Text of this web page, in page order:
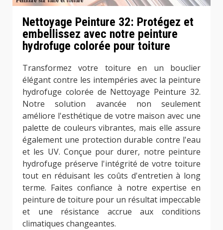
Nettoyage Peinture 32: Protégez et
embellissez avec notre peinture
hydrofuge colorée pour toiture
Transformez votre toiture en un bouclier
élégant contre les intempéries avec la peinture
hydrofuge colorée de Nettoyage Peinture 32.
Notre solution avancée non seulement
améliore l'esthétique de votre maison avec une
palette de couleurs vibrantes, mais elle assure
également une protection durable contre l'eau
et les UV. Conçue pour durer, notre peinture
hydrofuge préserve l'intégrité de votre toiture
tout en réduisant les coûts d'entretien à long
terme. Faites confiance à notre expertise en
peinture de toiture pour un résultat impeccable
et une résistance accrue aux conditions
climatiques changeantes.